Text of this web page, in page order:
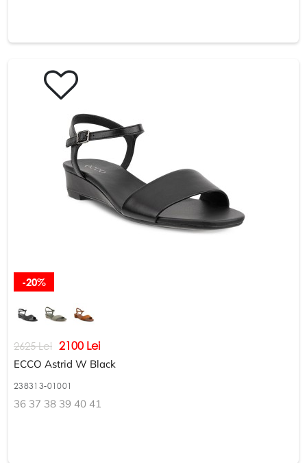
-20%
2625 Lei 2100 Lei
ECCO Astrid W Black
238313-01001
36 37 38 39 40 41